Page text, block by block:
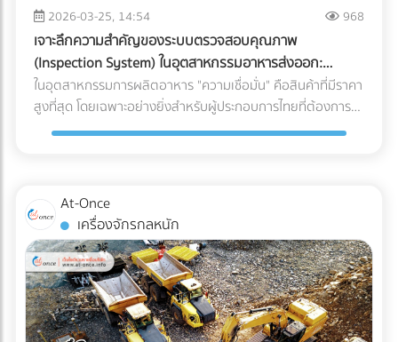
2026-03-25, 14:54 968
เจาะลึกความสำคัญของระบบตรวจสอบคุณภาพ
(Inspection System) ในอุตสาหกรรมอาหารส่งออก:
ปราการด่านสุดท้ายสู่ตลาดโลก
ในอุตสาหกรรมการผลิตอาหาร "ความเชื่อมั่น" คือสินค้าที่มีราคา
สูงที่สุด โดยเฉพาะอย่างยิ่งสำหรับผู้ประกอบการไทยที่ต้องการ
ส่งออกสินค้าไปยังตลาดต่างประเทศที่มีมาตรฐานเข้มงวดอย่าง
อัตโนมัติ หรือ Inspection System จึงไม่ใช่แค่เครื่องจักรในสาย
การผลิต แต่มันคือ "ผู้พิทักษ์แบรนด์" ที่ป้องกันความผิดพลาดที่
อาจทำลายธุรกิจได้ในชั่วข้ามคืน
At-Once
เครื่องจักรกลหนัก